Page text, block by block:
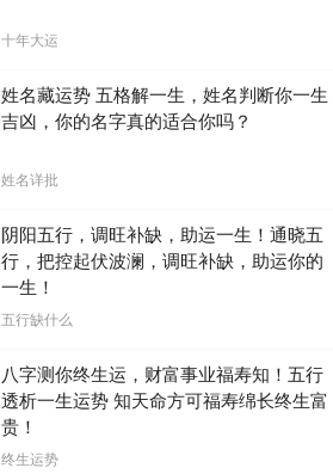
十年大运
姓名藏运势 五格解一生，姓名判断你一生
吉凶，你的名字真的适合你吗？
姓名详批
阴阳五行，调旺补缺，助运一生！通晓五
行，把控起伏波澜，调旺补缺，助运你的
一生！
五行缺什么
八字测你终生运，财富事业福寿知！五行
透析一生运势 知天命方可福寿绵长终生富
贵！
终生运势